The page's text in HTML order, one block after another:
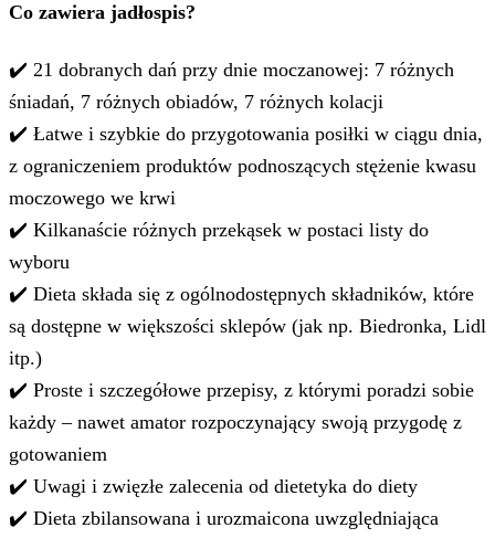
Co zawiera jadłospis?
✔️ 21 dobranych dań przy dnie moczanowej: 7 różnych
śniadań, 7 różnych obiadów, 7 różnych kolacji
✔️ Łatwe i szybkie do przygotowania posiłki w ciągu dnia,
z ograniczeniem produktów podnoszących stężenie kwasu
moczowego we krwi
✔️ Kilkanaście różnych przekąsek w postaci listy do
wyboru
✔️ Dieta składa się z ogólnodostępnych składników, które
są dostępne w większości sklepów (jak np. Biedronka, Lidl
itp.)
✔️ Proste i szczegółowe przepisy, z którymi poradzi sobie
każdy – nawet amator rozpoczynający swoją przygodę z
gotowaniem
✔️ Uwagi i zwięzłe zalecenia od dietetyka do diety
✔️ Dieta zbilansowana i urozmaicona uwzględniająca